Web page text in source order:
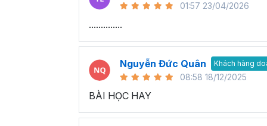
01:57 23/04/2026
..............
Nguyễn Đức Quân Khách hàng
08:58 18/12/2025
BÀI HỌC HAY